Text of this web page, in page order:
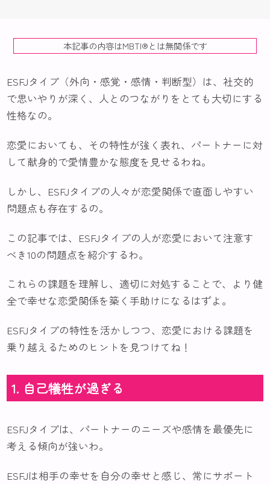
本記事の内容はMBTI®️とは無関係です
ESFJタイプ（外向・感覚・感情・判断型）は、社交的
で思いやりが深く、人とのつながりをとても大切にする
性格なの。
恋愛においても、その特性が強く表れ、パートナーに対
して献身的で愛情豊かな態度を見せるわね。
しかし、ESFJタイプの人々が恋愛関係で直面しやすい
問題点も存在するの。
この記事では、ESFJタイプの人が恋愛において注意す
べき10の問題点を紹介するわ。
これらの課題を理解し、適切に対処することで、より健
全で幸せな恋愛関係を築く手助けになるはずよ。
ESFJタイプの特性を活かしつつ、恋愛における課題を
乗り越えるためのヒントを見つけてね！
1. 自己犠牲が過ぎる
ESFJタイプは、パートナーのニーズや感情を最優先に
考える傾向が強いわ。
ESFJは相手の幸せを自分の幸せと感じ、常にサポート